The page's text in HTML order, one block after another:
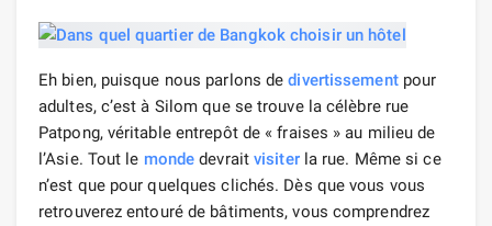
Eh bien, puisque nous parlons dedivertissementpour
adultes, c’est à Silom que se trouve la célèbre rue
Patpong, véritable entrepôt de « fraises » au milieu de
l’Asie. Tout le monde devraitvisiterla rue. Même si ce
n’est que pour quelques clichés. Dès que vous vous
retrouverez entouré de bâtiments, vous comprendrez